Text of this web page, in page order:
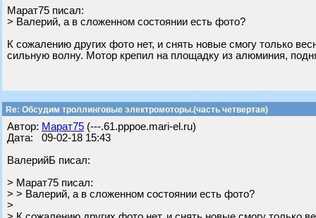
Марат75 писал:
> Валерий, а в сложенном состоянии есть фото?
К сожалению других фото нет, и снять новые смогу только
сильную волну. Мотор крепил на площадку из алюминия,
Re: Обсудим троллинговые электромоторы.(часть четвертая)
Автор: Марат75 (---.61.pppoe.mari-el.ru)
Дата: 09-02-18 15:43
ВалерийБ писал:
> Марат75 писал:
> > Валерий, а в сложенном состоянии есть фото?
>